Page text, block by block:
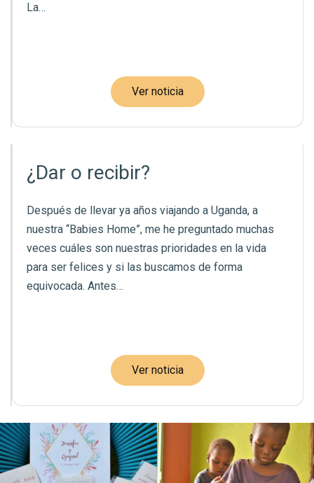
La…
Ver noticia
¿Dar o recibir?
Después de llevar ya años viajando a Uganda, a
nuestra “Babies Home”, me he preguntado muchas
veces cuáles son nuestras prioridades en la vida
para ser felices y si las buscamos de forma
equivocada. Antes…
Ver noticia